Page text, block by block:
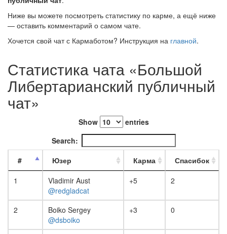
Ниже вы можете посмотреть статистику по карме, а ещё ниже
— оставить комментарий о самом чате.
Хочется свой чат с Кармаботом? Инструкция на главной.
Статистика чата «Большой
Либертарианский публичный
чат»
Show
entries
Search:
#
Юзер Карма
Спасибок
1
Vladimir Aust
@redgladcat
+5 2
2
Boiko Sergey
@dsboiko
+3 0